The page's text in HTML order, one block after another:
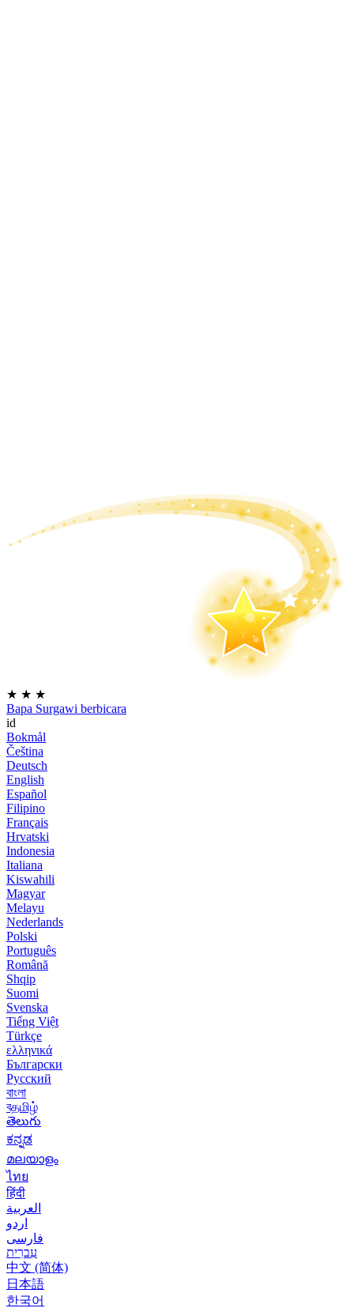
★ ★ ★
Bapa Surgawi berbicara
id
Bokmål
Čeština
Deutsch
English
Español
Filipino
Français
Hrvatski
Indonesia
Italiana
Kiswahili
Magyar
Melayu
Nederlands
Polski
Português
Română
Shqip
Suomi
Svenska
Tiếng Việt
Türkçe
ελληνικά
Български
Русский
বাংলা
বதமிழ்
తెలుగు
ಕನ್ನಡ
മലയാളം
ไทย
हिंदी
العربية
اردو
فارسی
עִברִית
中文 (简体)
日本語
한국어